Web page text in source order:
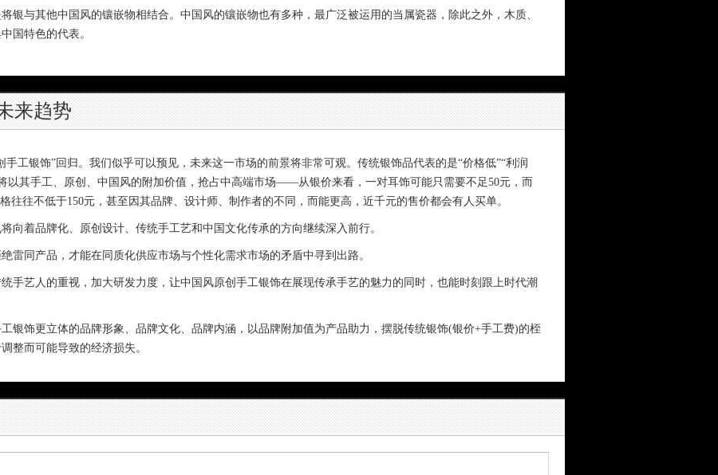
与其他中国风的镶嵌物相结合。中国风的镶嵌物也有多种，最广泛被运用的当属瓷器，除此之外，木质、
国特色的代表。
来趋势
银饰”回归。我们似乎可以预见，未来这一市场的前景将非常可观。传统银饰品代表的是“价格低”“利润
以其手工、原创、中国风的附加价值，抢占中高端市场——从银价来看，一对耳饰可能只需要不足50元，而
往往不低于150元，甚至因其品牌、设计师、制作者的不同，而能更高，近千元的售价都会有人买单。
着品牌化、原创设计、传统手工艺和中国文化传承的方向继续深入前行。
同产品，才能在同质化供应市场与个性化需求市场的矛盾中寻到出路。
艺人的重视，加大研发力度，让中国风原创手工银饰在展现传承手艺的魅力的同时，也能时刻跟上时代潮
饰更立体的品牌形象、品牌文化、品牌内涵，以品牌附加值为产品助力，摆脱传统银饰(银价+手工费)的桎
整而可能导致的经济损失。